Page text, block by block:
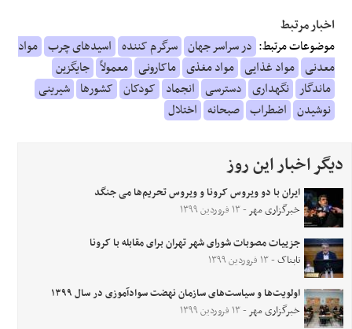
اخبار مرتبط
موضوعات مرتبط: در سراسر جهان سرگرم کننده اسیدهای چرب مواد
معدنی مواد غذایی مواد مغذی ماکارونی معمولاً جایگزین
ماندگار نگهداری دسترسی انجماد کودکان کشورها شیرینی
نوشیدن اضطراب صبحانه اختلال
دیگر اخبار این روز
ایران با دو ویروس کرونا و ویروس تحریم‌ها می جنگد
خبرگزاری مهر- ۱۳ فروردین ۱۳۹۹
جزییات مصوبات شورای شهر تهران برای مقابله با کرونا
تابناک- ۱۳ فروردین ۱۳۹۹
اولویت‌ها و سیاست‌های سازمان نهضت سوادآموزی در سال ۱۳۹۹
خبرگزاری مهر- ۱۳ فروردین ۱۳۹۹